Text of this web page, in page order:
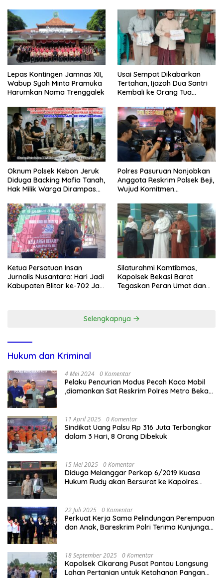
Disdagperin
Sholat Jumat
Lepas Kontingen Jamnas XII,
Wabup Syah Minta Pramuka
Harumkan Nama Trenggalek
Usai Sempat Dikabarkan
Tertahan, Ijazah Dua Santri
Kembali ke Orang Tua
Oknum Polsek Kebon Jeruk
Diduga Backing Mafia Tanah,
Hak Milik Warga Dirampas
Polres Pasuruan Nonjobkan
Anggota Reskrim Polsek Beji,
Wujud Komitmen
Dugaan Penganiayaan
Ketua Persatuan Insan
Jurnalis Nusantara: Hari Jadi
Kabupaten Blitar ke-702 Jadi
Silaturahmi Kamtibmas,
Kapolsek Bekasi Barat
Tegaskan Peran Umat dan
Selengkapnya
Hukum dan Kriminal
4 Mei 2024 0 Komentar
Pelaku Pencurian Modus Pecah Kaca Mobil
,diamankan Sat Reskrim Polres Metro Bekasi
11 April 2025 0 Komentar
Sindikat Uang Palsu Rp 316 Juta Terbongkar
dalam 3 Hari, 8 Orang Dibekuk
15 Mei 2025 0 Komentar
Diduga Melanggar Perkap 6/2019 Kuasa
Hukum Rudy akan Bersurat ke Kapolres
22 Juli 2025 0 Komentar
Perkuat Kerja Sama Pelindungan Perempuan
dan Anak, Bareskrim Polri Terima Kunjungan
18 September 2025 0 Komentar
Kapolsek Cikarang Pusat Pantau Langsung
Lahan Pertanian untuk Ketahanan Pangan